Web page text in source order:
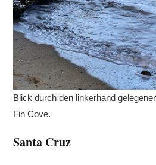
Blick durch den linkerhand
Fin Cove.
Santa Cruz